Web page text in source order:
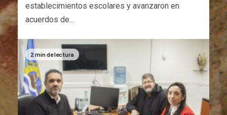
establecimientos escolares y avanzaron en
acuerdos de...
2 min de lectura